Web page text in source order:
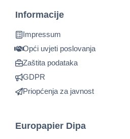
Informacije
Impressum
Opći uvjeti poslovanja
Zaštita podataka
GDPR
Priopćenja za javnost
Europapier Dipa